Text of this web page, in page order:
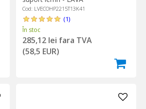
Cod: LVECOHP2215T13K41
(1)
În stoc
285,12 lei fara TVA
(58,5 EUR)